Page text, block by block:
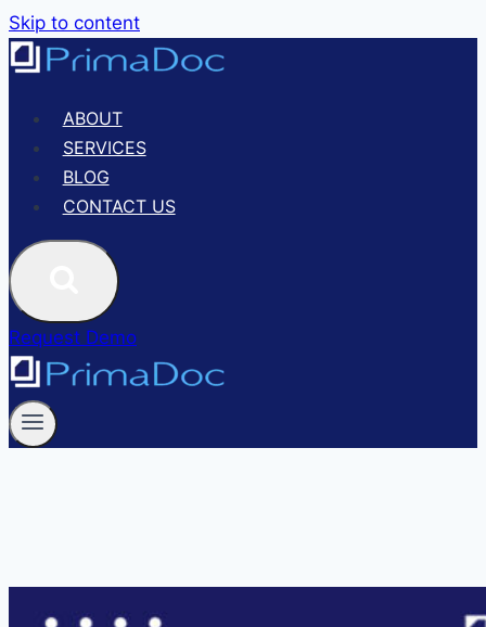
Skip to content
ABOUT
SERVICES
BLOG
CONTACT US
Request Demo